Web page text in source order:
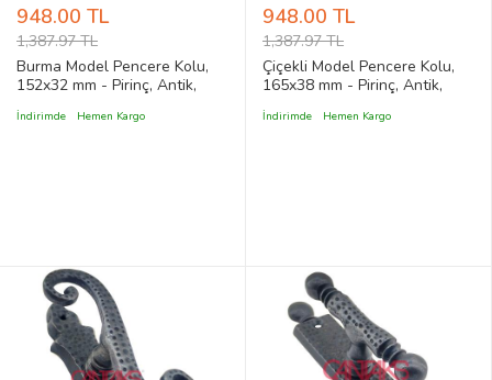
948.00 TL
1,387.97 TL
Burma Model Pencere Kolu,
152x32 mm - Pirinç, Antik,
Dekoratif Pencere Kol
İndirimde Hemen Kargo
948.00 TL
1,387.97 TL
Çiçekli Model Pencere Kolu,
165x38 mm - Pirinç, Antik,
İşlemeli Pencere Kol
İndirimde Hemen Kargo